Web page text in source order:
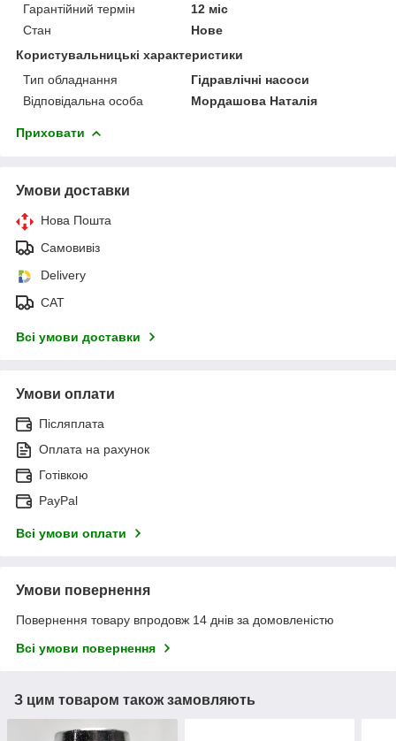
Гарантійний термін
12 міс
Стан
Нове
Користувальницькі характеристики
Тип обладнання
Гідравлічні насоси
Відповідальна особа
Мордашова Наталія
Приховати
Умови доставки
Нова Пошта
Самовивіз
Delivery
САТ
Всі умови доставки
Умови оплати
Післяплата
Оплата на рахунок
Готівкою
PayPal
Всі умови оплати
Умови повернення
Повернення товару впродовж 14 днів за домовленістю
Всі умови повернення
З цим товаром також замовляють